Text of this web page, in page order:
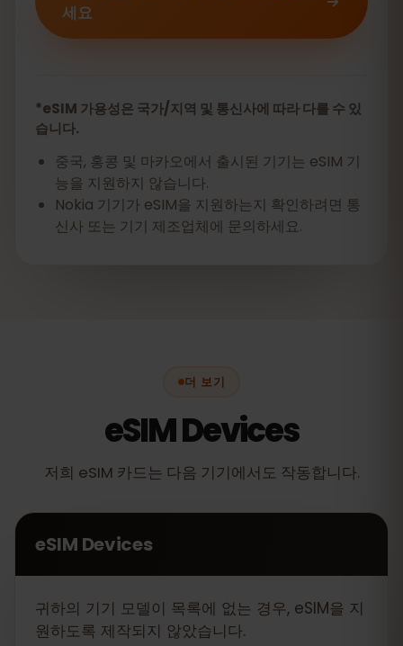
세요
*eSIM 가용성은 국가/지역 및 통신사에 따라 다를 수 있
습니다.
중국, 홍콩 및 마카오에서 출시된 기기는 eSIM 기
능을 지원하지 않습니다.
Nokia 기기가 eSIM을 지원하는지 확인하려면 통
신사 또는 기기 제조업체에 문의하세요.
더 보기
eSIM Devices
저희 eSIM 카드는 다음 기기에서도 작동합니다.
eSIM Devices
귀하의 기기 모델이 목록에 없는 경우, eSIM을 지
원하도록 제작되지 않았습니다.